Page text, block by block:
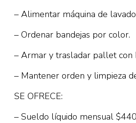
– Alimentar máquina de
– Ordenar bandejas por color.
– Armar y trasladar pallet con
– Mantener orden y limpieza
SE OFRECE:
– Sueldo líquido mensual